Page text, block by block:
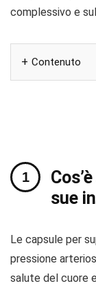
complessivo e
Contenuto
sue
Le capsule per
pressione
salute del cuore